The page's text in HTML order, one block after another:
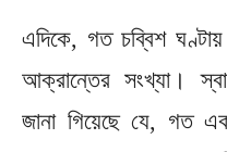
এদিকে, গত চব্বিশ
আক্রান্তের সংখ্যা।
জানা গিয়েছে যে, গত